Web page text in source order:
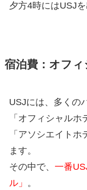
夕方4時にはUSJ
宿泊費：オフ
USJには、多くの
「オフィシャルホ
「アソシエイト
ます。
その中で、 一番
ル」 。